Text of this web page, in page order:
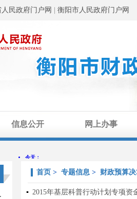
民政府门户网 衡阳市人民政府门户网
信息公开 网上办事
首页 > 专题信息 > 财政预算
▪ 2015年基层科普行动计划专项资